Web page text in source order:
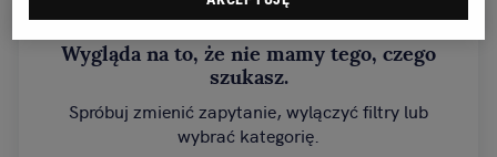
Wygląda na to, że nie mamy tego, czego
szukasz.
Spróbuj zmienić zapytanie, wylączyć filtry lub
wybrać kategorię.